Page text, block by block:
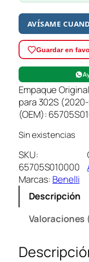
AVÍSAME
Guardar en
Empaque
para 302S
(OEM):
Sin existencias
SKU:
65705S010000
Marcas: Benelli
Descripción
Valoraciones